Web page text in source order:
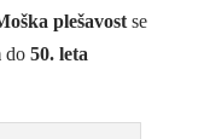
plešavostse
do50. leta